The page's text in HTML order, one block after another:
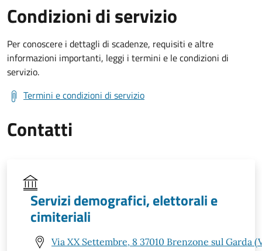
Condizioni di servizio
Per conoscere i dettagli di scadenze, requisiti e altre
informazioni importanti, leggi i termini e le condizioni di
servizio.
Termini e condizioni di servizio
Contatti
Servizi demografici, elettorali e
cimiteriali
Via XX Settembre, 8 37010 Brenzone sul Garda